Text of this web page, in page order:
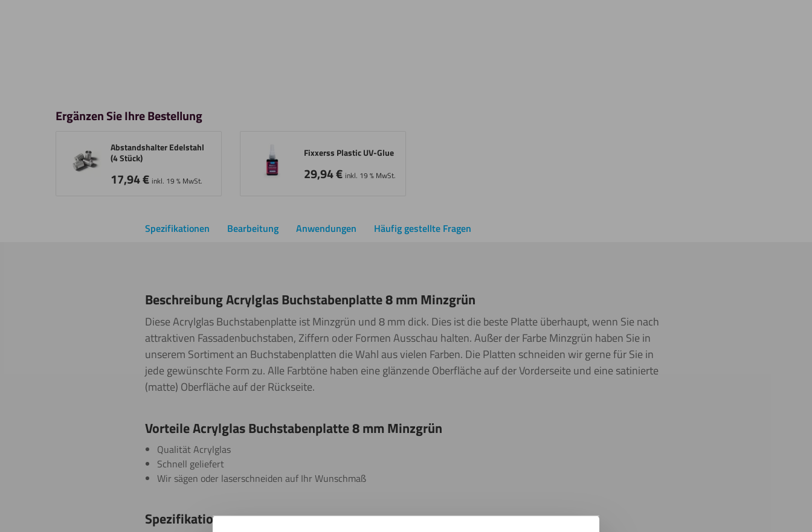
Ergänzen Sie Ihre Bestellung
Abstandshalter Edelstahl
(4 Stück)
17,94€ inkl. 19 % MwSt.
Fixxerss Plastic UV-Glue
29,94€ inkl. 19 % MwSt.
Spezifikationen Bearbeitung Anwendungen Häufig gestellte Fragen
Beschreibung Acrylglas Buchstabenplatte 8 mm Minzgrün
Diese Acrylglas Buchstabenplatte ist Minzgrün und 8 mm dick. Dies ist die beste Platte überhaupt, wenn Sie nach
attraktiven Fassadenbuchstaben, Ziffern oder Formen Ausschau halten. Außer der Farbe Minzgrün haben Sie in
unserem Sortiment an Buchstabenplatten die Wahl aus vielen Farben. Die Platten schneiden wir gerne für Sie in
jede gewünschte Form zu. Alle Farbtöne haben eine glänzende Oberfläche auf der Vorderseite und eine satinierte
(matte) Oberfläche auf der Rückseite.
Vorteile Acrylglas Buchstabenplatte 8 mm Minzgrün
Qualität Acrylglas
Schnell geliefert
Wir sägen oder laserschneiden auf Ihr Wunschmaß
Spezifikationen